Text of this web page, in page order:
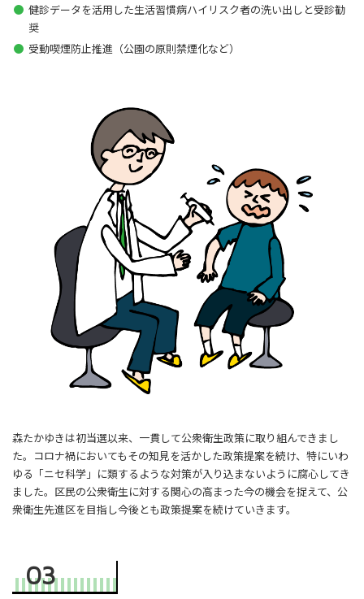
健診データを活用した生活習慣病ハイリスク者の洗い出しと受診勧
奨
受動喫煙防止推進（公園の原則禁煙化など）
森たかゆきは初当選以来、一貫して公衆衛生政策に取り組んできまし
た。コロナ禍においてもその知見を活かした政策提案を続け、特にいわ
ゆる「ニセ科学」に類するような対策が入り込まないように腐心してき
ました。区民の公衆衛生に対する関心の高まった今の機会を捉えて、公
衆衛生先進区を目指し今後とも政策提案を続けていきます。
03